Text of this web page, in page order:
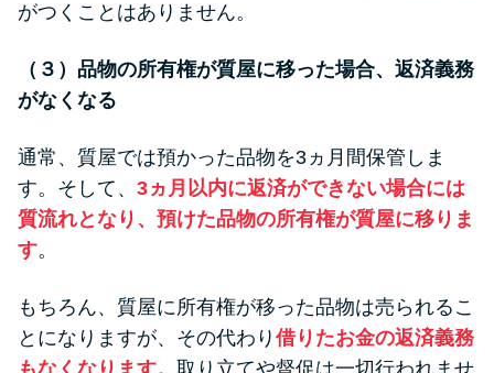
がつくことはありません。
（３）品物の所有権が質屋に移った場合、返済義務
がなくなる
通常、質屋では預かった品物を3ヵ月間保管しま
す。そして、 3ヵ月以内に返済ができない場合には
質流れとなり、預けた品物の所有権が質屋に移りま
す。
もちろん、質屋に所有権が移った品物は売られるこ
とになりますが、その代わり 借りたお金の返済義務
もなくなります。 取り立てや督促は一切行われませ